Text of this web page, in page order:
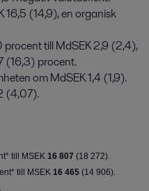
(16,3) procent.
(4,07).
till MSEK 16 807 (18 272).
till MSEK 16 465 (14 906).